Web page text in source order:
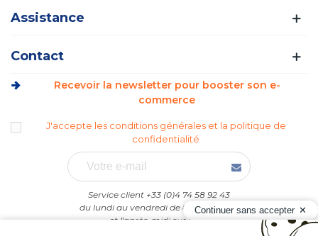
Assistance
Contact
Recevoir la newsletter pour booster son e-
commerce
J'accepte les conditions générales et la politique de
confidentialité
Service client +33 (0)4 74 58 92 43
du lundi au vendredi de 8h30 à 12h00
et l'après-midi sur RDV.
Continuer sans accepter